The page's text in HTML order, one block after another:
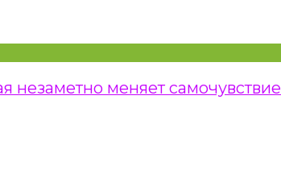
незаметно меняет самочувствие